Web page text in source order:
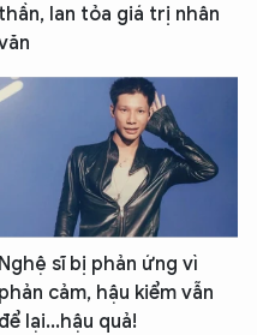
thần, lan tỏa giá trị nhân
Nghệ sĩ bị phản ứng vì
phản cảm, hậu kiểm vẫn
để lại...hậu quả!